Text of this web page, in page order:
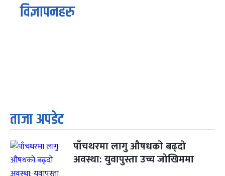
विज्ञापनहरु
ताजा अपडेट
पाँचथरमा लागु औषधको बढ्दो
अवस्था: युवापुस्ता उच्च जोखिममा